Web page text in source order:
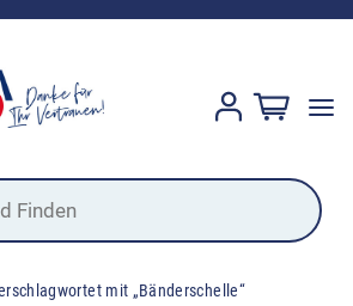
mit „Bänderschelle“